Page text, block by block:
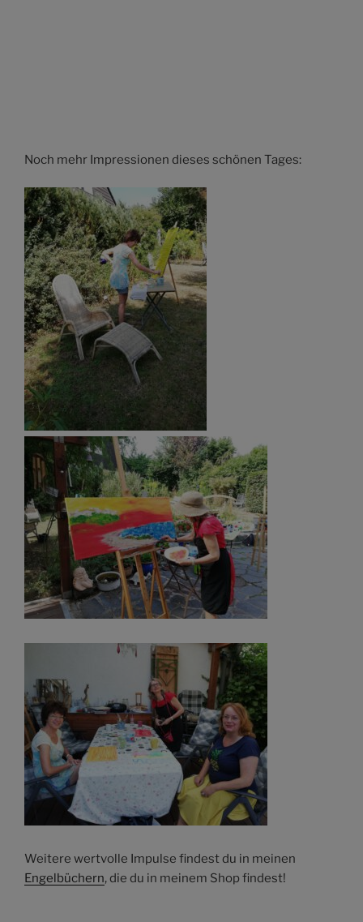
Noch mehr Impressionen dieses schönen Tages:
Weitere wertvolle Impulse findest du in meinen
Engelbüchern, die du in meinem Shop findest!